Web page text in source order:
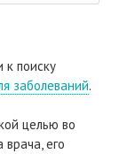
поиску
заболеваний.
целью во
его